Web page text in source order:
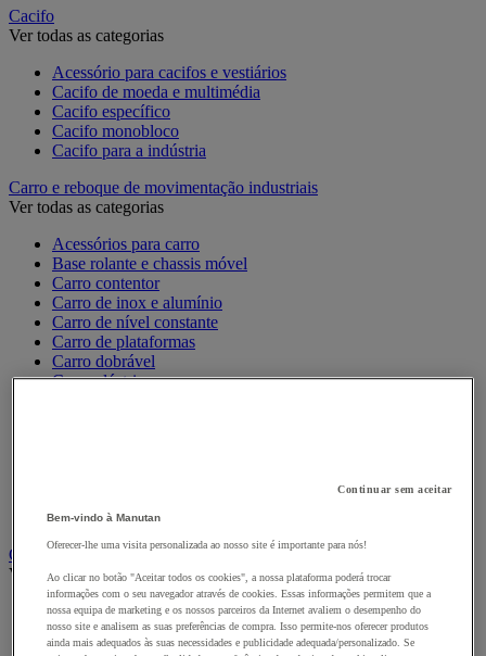
Cacifo
Ver todas as categorias
Acessório para cacifos e vestiários
Cacifo de moeda e multimédia
Cacifo específico
Cacifo monobloco
Cacifo para a indústria
Carro e reboque de movimentação industriais
Ver todas as categorias
Acessórios para carro
Base rolante e chassis móvel
Carro contentor
Carro de inox e alumínio
Carro de nível constante
Carro de plataformas
Carro dobrável
Carro eléctrico
Serviço e Manipulação
Contentor móvel gradeado
Ver todas as categorias
Acessórios para contentor móvel
Contentor móvel de segurança
Contentor móvel encaixável
Continuar sem aceitar
Bem-vindo à Manutan
Oferecer-lhe uma visita personalizada ao nosso site é importante para nós!
Ao clicar no botão "Aceitar todos os cookies", a nossa plataforma poderá trocar
informações com o seu navegador através de cookies. Essas informações permitem que a
nossa equipa de marketing e os nossos parceiros da Internet avaliem o desempenho do
nosso site e analisem as suas preferências de compra. Isso permite-nos oferecer produtos
ainda mais adequados às suas necessidades e publicidade adequada/personalizado. Se